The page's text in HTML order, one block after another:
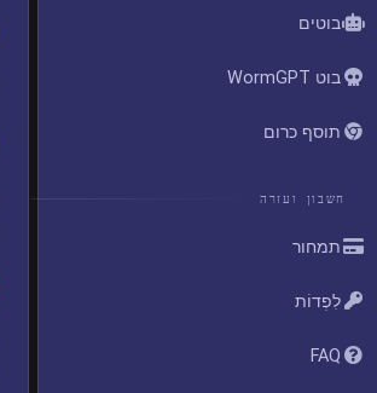
בוטים
בוט WormGPT
תוסף כרום
חשבון ועזרה
תמחור
לִפְדוֹת
FAQ